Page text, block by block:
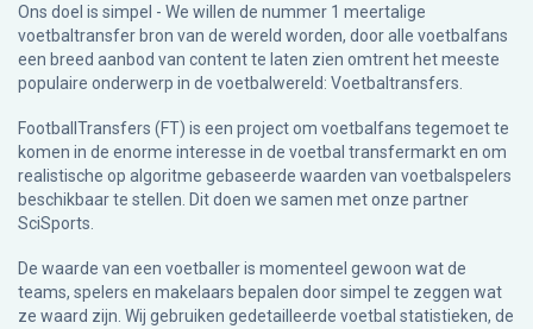
Ons doel is simpel - We willen de nummer 1 meertalige
voetbaltransfer bron van de wereld worden, door alle voetbalfans
een breed aanbod van content te laten zien omtrent het meeste
populaire onderwerp in de voetbalwereld: Voetbaltransfers.
FootballTransfers (FT) is een project om voetbalfans tegemoet te
komen in de enorme interesse in de voetbal transfermarkt en om
realistische op algoritme gebaseerde waarden van voetbalspelers
beschikbaar te stellen. Dit doen we samen met onze partner
SciSports
De waarde van een voetballer is momenteel gewoon wat de
teams, spelers en makelaars bepalen door simpel te zeggen wat
ze waard zijn. Wij gebruiken gedetailleerde voetbal statistieken, de